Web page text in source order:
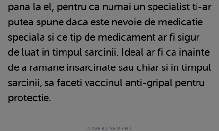
pana la el, pentru ca numai un specialist ti-ar
putea spune daca este nevoie de medicatie
speciala si ce tip de medicament ar fi sigur
de luat in timpul sarcinii. Ideal ar fi ca inainte
de a ramane insarcinate sau chiar si in timpul
sarcinii, sa faceti vaccinul anti-gripal pentru
protectie.